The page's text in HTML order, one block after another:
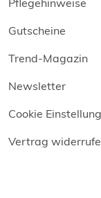
Gutscheine
Trend-Magazin
Newsletter
Cookie
Vertrag